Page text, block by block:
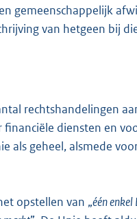
gemeenschappelijk
van hetgeen bij
rechtshandelingen
diensten en
als geheel, alsmede
opstellen van „één enkel